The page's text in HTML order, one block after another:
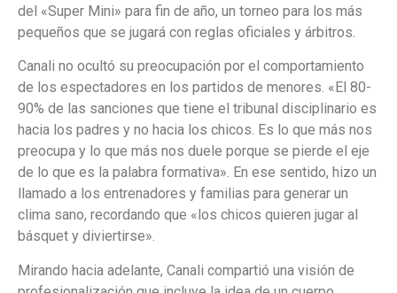
del «Super Mini» para fin de año, un torneo para los más
pequeños que se jugará con reglas oficiales y árbitros.
Canali no ocultó su preocupación por el comportamiento
de los espectadores en los partidos de menores. «El 80-
90% de las sanciones que tiene el tribunal disciplinario es
hacia los padres y no hacia los chicos. Es lo que más nos
preocupa y lo que más nos duele porque se pierde el eje
de lo que es la palabra formativa». En ese sentido, hizo un
llamado a los entrenadores y familias para generar un
clima sano, recordando que «los chicos quieren jugar al
básquet y diviertirse».
Mirando hacia adelante, Canali compartió una visión de